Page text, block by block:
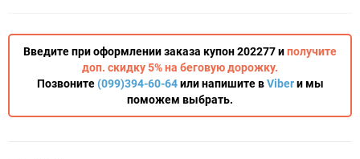
Введите при оформлении заказа купон 202277 иполучите
доп. скидку 5% на беговую дорожку.
Позвоните(099)394-60-64или напишите вViberи мы
поможем выбрать.